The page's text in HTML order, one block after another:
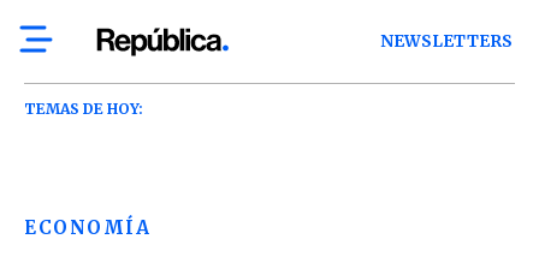
NEWSLETTERS
TEMAS DE HOY:
ECONOMÍA